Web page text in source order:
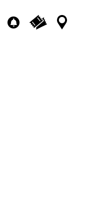
Newsletter
Ticktes kaufen
Kontakt